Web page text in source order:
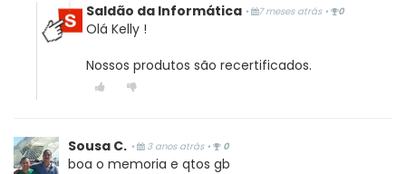
Saldão da Informática • 7 meses atrás • 0
Olá Kelly !
Nossos produtos são recertificados.
Sousa C. • 3 anos atrás • 0
boa o memoria e qtos gb